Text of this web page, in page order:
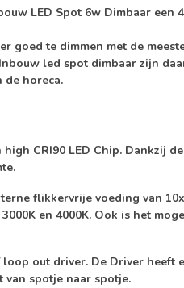
LED Spot 6w Dimbaar een
goed te dimmen met de
led spot dimbaar zijn
de horeca.
CRI90 LED Chip. Dankzij
flikkervrije voeding van
en 4000K. Ook is het
out driver. De Driver heeft
spotje naar spotje.